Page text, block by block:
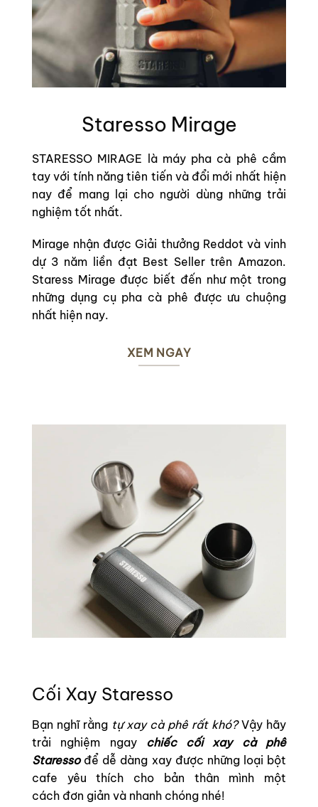
Staresso Mirage
STARESSO MIRAGE là máy pha cà phê cầm
tay với tính năng tiên tiến và đổi mới nhất hiện
nay để mang lại cho người dùng những trải
nghiệm tốt nhất.
Mirage nhận được Giải thưởng Reddot và vinh
dự 3 năm liền đạt Best Seller trên Amazon.
Staress Mirage được biết đến như một trong
những dụng cụ pha cà phê được ưu chuộng
nhất hiện nay.
XEM NGAY
Cối Xay Staresso
Bạn nghĩ rằng tự xay cà phê rất khó?Vậy hãy
trải nghiệm ngay chiếc cối xay cà phê
Staressođể dễ dàng xayđược những loại bột
cafe yêu thích cho bản thân mình một
cách đơn giản và nhanh chóng nhé!